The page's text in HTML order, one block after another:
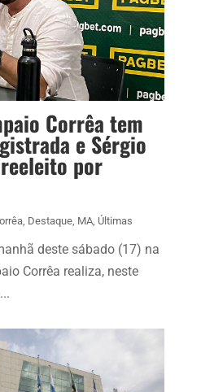
Corrêa tem
e Sérgio
por
, Destaque, MA, Últimas
deste sábado (17) na
Corrêa realiza, neste